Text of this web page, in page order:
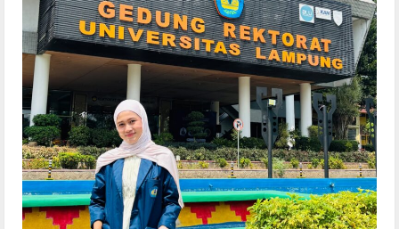
2 August 7, 2026
3
VL
Microsoft Office Auto-Activated
.tо𝚛𝚛еnt
August 7, 2026
Serialers
FL Studio Portable + License Key
[Patch] (x86x64) Stable Unlimited